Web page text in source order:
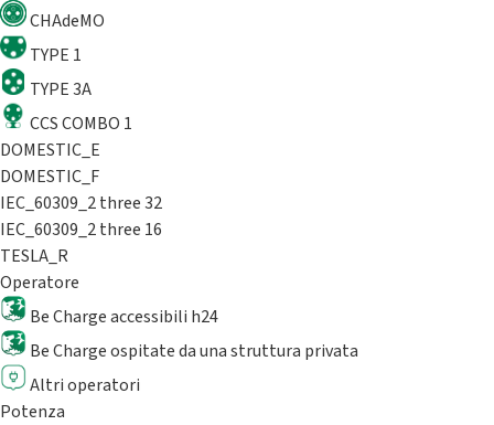
CHAdeMO
TYPE 1
TYPE 3A
CCS COMBO 1
DOMESTIC_E
DOMESTIC_F
IEC_60309_2 three 32
IEC_60309_2 three 16
TESLA_R
Operatore
Be Charge accessibili h24
Be Charge ospitate da una struttura privata
Altri operatori
Potenza